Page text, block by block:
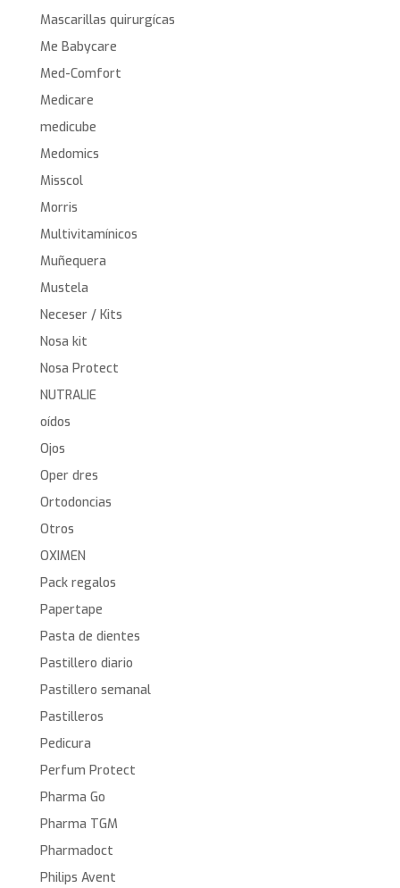
Mascarillas quirurgícas
Me Babycare
Med-Comfort
Medicare
medicube
Medomics
Misscol
Morris
Multivitamínicos
Muñequera
Mustela
Neceser / Kits
Nosa kit
Nosa Protect
NUTRALIE
oídos
Ojos
Oper dres
Ortodoncias
Otros
OXIMEN
Pack regalos
Papertape
Pasta de dientes
Pastillero diario
Pastillero semanal
Pastilleros
Pedicura
Perfum Protect
Pharma Go
Pharma TGM
Pharmadoct
Philips Avent